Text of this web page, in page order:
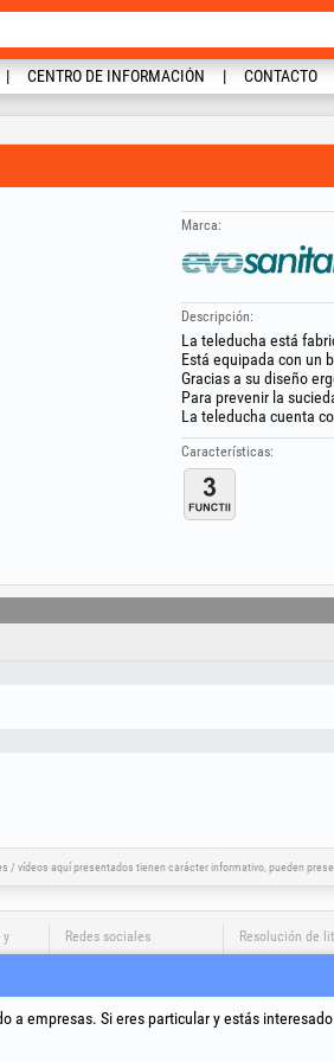
CENTRO DE INFORMACIÓN CONTACTO
Marca:
Descripción:
La teleducha está
Está equipada con un
Gracias a su diseño
Para prevenir la
La teleducha cuenta
Características:
/ vídeos aquí presentados tienen carácter informativo, pueden
y
Redes sociales Resolución de
a empresas. Si eres particular y estás